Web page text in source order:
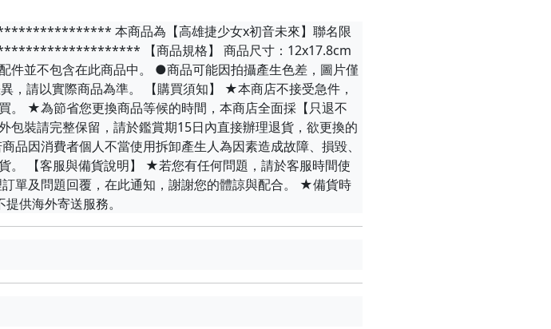
本商品為【高雄捷少女x初音未來】聯名限
【商品規格】 商品尺寸：12x17.8cm
並不包含在此商品中。 ●商品可能因拍攝產生色差，圖片僅
，請以實際商品為準。 【購買須知】 ★本商店不接受急件，
。 ★為節省您更換商品等候的時間，本商店全面採【只退不
裝請完整保留，請於鑑賞期15日內直接辦理退貨，欲更換的
因消費者個人不當使用拆卸產生人為因素造成故障、損毀、
。 【客服與備貨說明】 ★若您有任何問題，請於客服時間使
單及問題回覆，在此通知，謝謝您的體諒與配合。 ★備貨時
供海外寄送服務。